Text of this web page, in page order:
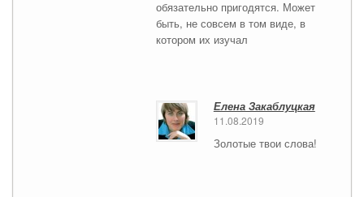
обязательно пригодятся. Может
быть, не совсем в том виде, в
котором их изучал
Елена Закаблуцкая
11.08.2019
Золотые твои слова!